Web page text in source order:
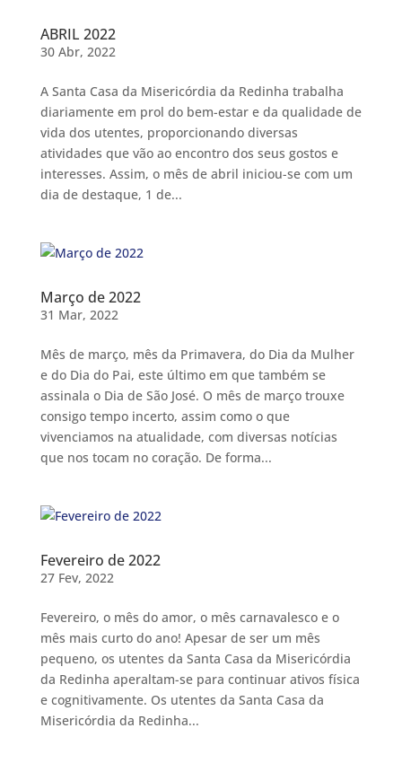
ABRIL 2022
30 Abr, 2022
A Santa Casa da Misericórdia da Redinha trabalha
diariamente em prol do bem-estar e da qualidade de
vida dos utentes, proporcionando diversas
atividades que vão ao encontro dos seus gostos e
interesses. Assim, o mês de abril iniciou-se com um
dia de destaque, 1 de...
Março de 2022
31 Mar, 2022
Mês de março, mês da Primavera, do Dia da Mulher
e do Dia do Pai, este último em que também se
assinala o Dia de São José. O mês de março trouxe
consigo tempo incerto, assim como o que
vivenciamos na atualidade, com diversas notícias
que nos tocam no coração. De forma...
Fevereiro de 2022
27 Fev, 2022
Fevereiro, o mês do amor, o mês carnavalesco e o
mês mais curto do ano! Apesar de ser um mês
pequeno, os utentes da Santa Casa da Misericórdia
da Redinha aperaltam-se para continuar ativos física
e cognitivamente. Os utentes da Santa Casa da
Misericórdia da Redinha...